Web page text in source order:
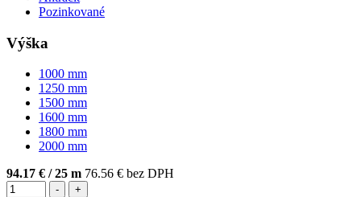
Pozinkované
Výška
1000 mm
1250 mm
1500 mm
1600 mm
1800 mm
2000 mm
94.17 € / 25 m 76.56 € bez DPH
- +